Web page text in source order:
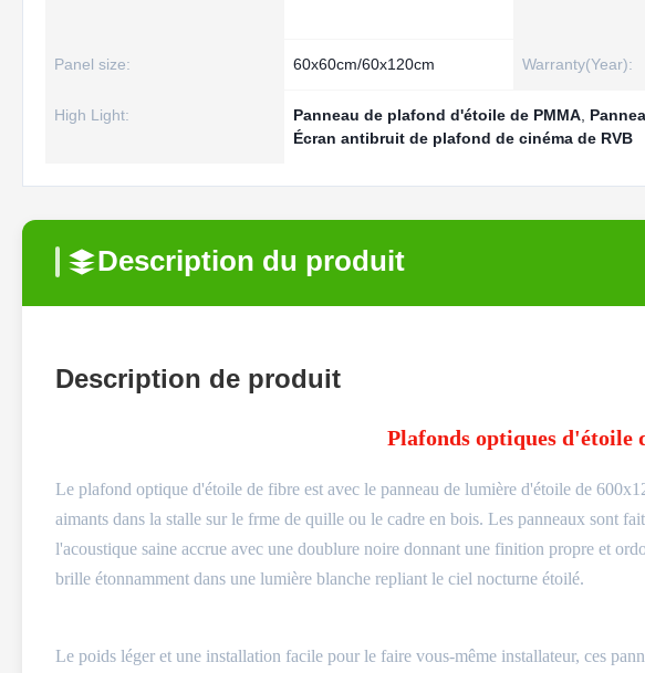
Panel size: 60x60cm/60x120cm Warranty(Year):
High Light: Panneau de plafond d'étoile de PMMA
Écran antibruit de plafond de cinéma de RVB
Description du produit
Description de produit
Plafonds optiques d'étoile
Le plafond optique d'étoile de fibre est avec le panneau de lumière d'étoile de
aimants dans la stalle sur le frme de quille ou le cadre en bois. Les panneaux sont
l'acoustique saine accrue avec une doublure noire donnant une finition propre et
brille étonnamment dans une lumière blanche repliant le ciel nocturne étoilé.
Le poids léger et une installation facile pour le faire vous-même installateur, ces